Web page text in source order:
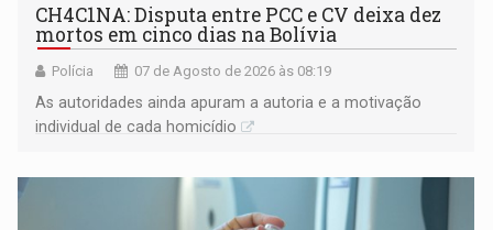
CH4C1NA: Disputa entre PCC e CV deixa dez
mortos em cinco dias na Bolívia
Polícia 07 de Agosto de 2026 às 08:19
As autoridades ainda apuram a autoria e a motivação
individual de cada homicídio